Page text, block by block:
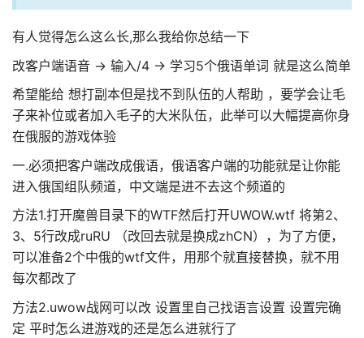
有人觉得怎么这么长,那么我给你总结一下
改客户端语音 → 输入/4 → 学习5个俄语单词 就是这么简单
希望能给 想打副本但是找不到队伍的人帮助 ，要学会让毛
子来补位或者加入毛子的大米队伍，此举可以大幅提高你身
在俄服的游戏体验
一.必须把客户端改成俄语，俄语客户端的功能就是让你能
进入俄国组队频道，中文端是进不去这个频道的
方法1.打开魔兽目录下的WTF然后打开UWOW.wtf 将第2、
3、5行改成ruRU （改回去就是换成zhCN），为了方便，
可以准备2个中俄的wtf文件，用那个就直接替换，就不用
每次都改了
方法2.uwow战网可以改 设置里自己找语言设置 设置完确
定 平时怎么进游戏的还是怎么进就行了